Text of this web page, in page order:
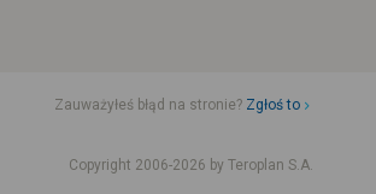
Zauważyłeś błąd na stronie? Zgłoś to
Copyright 2006-2026 by Teroplan S.A.